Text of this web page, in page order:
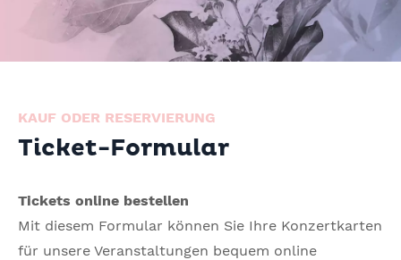
KAUF ODER RESERVIERUNG
Ticket-Formular
Tickets online bestellen
Mit diesem Formular können Sie Ihre Konzertkarten
für unsere Veranstaltungen bequem online